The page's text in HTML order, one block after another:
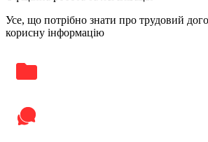
Усе, що потрібно знати про трудовий
корисну інформацію